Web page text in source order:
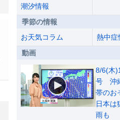
潮汐情報
季節の情報
お天気コラム
熱中症
動画
8/6(木
号 沖
帯の
日本
雨も